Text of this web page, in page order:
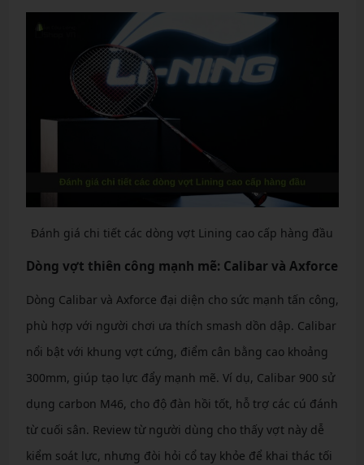
Đánh giá chi tiết các dòng vợt Lining cao cấp hàng đầu
Dòng vợt thiên công mạnh mẽ: Calibar và Axforce
Dòng Calibar và Axforce đại diện cho sức mạnh tấn công,
phù hợp với người chơi ưa thích smash dồn dập. Calibar
nổi bật với khung vợt cứng, điểm cân bằng cao khoảng
300mm, giúp tạo lực đẩy mạnh mẽ. Ví dụ, Calibar 900 sử
dụng carbon M46, cho độ đàn hồi tốt, hỗ trợ các cú đánh
từ cuối sân. Review từ người dùng cho thấy vợt này dễ
kiểm soát lực, nhưng đòi hỏi cổ tay khỏe để khai thác tối